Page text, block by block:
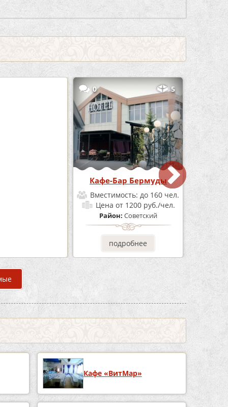
0 5
Кафе-Бар Бермуды
Вместимость: до 160 чел.
Цена от 1200 руб./чел.
Район: Советский
подробнее
Кафе «ВитМар»